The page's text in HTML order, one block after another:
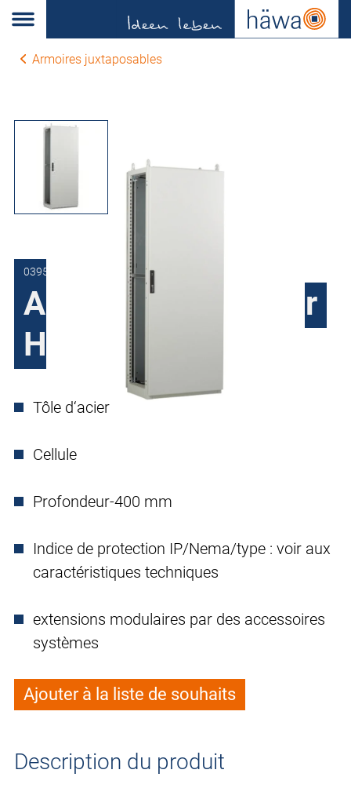
Armoires juxtaposables
0395-6014-40-17
Armoire Tôle d'acier
H395, à 1 porte
Tôle d‘acier
Cellule
Profondeur-400 mm
Indice de protection IP/Nema/type : voir aux
caractéristiques techniques
extensions modulaires par des accessoires
systèmes
Ajouter à la liste de souhaits
Description du produit